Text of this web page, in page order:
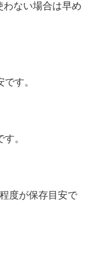
わない場合は早め
す。
。
度が保存目安で